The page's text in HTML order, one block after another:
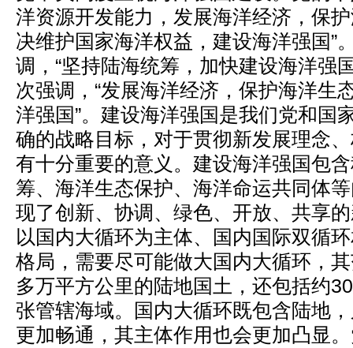
洋资源开发能力，发展海洋经济，保
决维护国家海洋权益，建设海洋强国”
调，“坚持陆海统筹，加快建设海洋强
次强调，“发展海洋经济，保护海洋生
洋强国”。建设海洋强国是我们党和国
确的战略目标，对于贯彻新发展理念
有十分重要的意义。建设海洋强国包
筹、海洋生态保护、海洋命运共同体
现了创新、协调、绿色、开放、共享
以国内大循环为主体、国内国际双循
格局，需要尽可能做大国内大循环，
多万平方公里的陆地国土，还包括约
张管辖海域。国内大循环既包含陆地
更加畅通，其主体作用也会更加凸显